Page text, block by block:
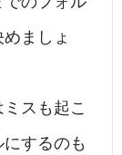
ましょ
スも起こ
するのも